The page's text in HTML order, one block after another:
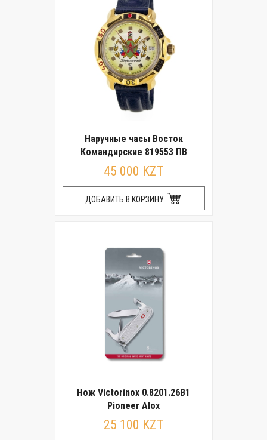
Наручные часы Восток
Командирские 819553 ПВ
45 000 KZT
ДОБАВИТЬ В КОРЗИНУ
Нож Victorinox 0.8201.26B1
Pioneer Alox
25 100 KZT